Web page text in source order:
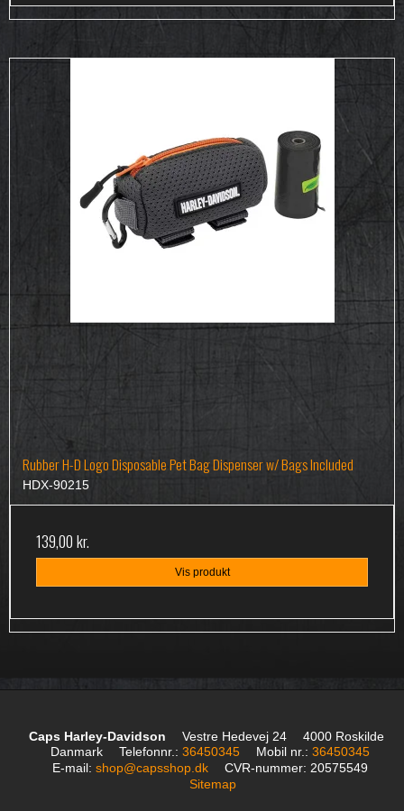
Rubber H-D Logo Disposable Pet Bag Dispenser w/ Bags Included
HDX-90215
139,00 kr.
Vis produkt
Caps Harley-Davidson Vestre Hedevej 24
4000 Roskilde
Danmark
Telefonnr.: 36450345 Mobil nr.: 36450345
E-mail: shop@capsshop.dk CVR-nummer: 20575549
Sitemap